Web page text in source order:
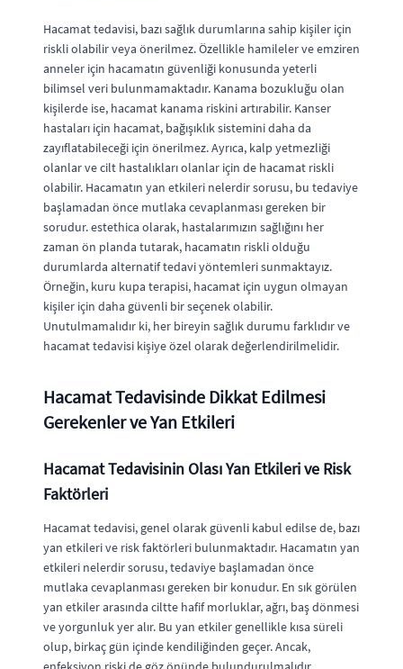
Hacamat tedavisi, bazı sağlık durumlarına sahip kişiler için
riskli olabilir veya önerilmez. Özellikle hamileler ve emziren
anneler için hacamatın güvenliği konusunda yeterli
bilimsel veri bulunmamaktadır. Kanama bozukluğu olan
kişilerde ise, hacamat kanama riskini artırabilir. Kanser
hastaları için hacamat, bağışıklık sistemini daha da
zayıflatabileceği için önerilmez. Ayrıca, kalp yetmezliği
olanlar ve cilt hastalıkları olanlar için de hacamat riskli
olabilir. Hacamatın yan etkileri nelerdir sorusu, bu tedaviye
başlamadan önce mutlaka cevaplanması gereken bir
sorudur. estethica olarak, hastalarımızın sağlığını her
zaman ön planda tutarak, hacamatın riskli olduğu
durumlarda alternatif tedavi yöntemleri sunmaktayız.
Örneğin, kuru kupa terapisi, hacamat için uygun olmayan
kişiler için daha güvenli bir seçenek olabilir.
Unutulmamalıdır ki, her bireyin sağlık durumu farklıdır ve
hacamat tedavisi kişiye özel olarak değerlendirilmelidir.
Hacamat Tedavisinde Dikkat Edilmesi
Gerekenler ve Yan Etkileri
Hacamat Tedavisinin Olası Yan Etkileri ve Risk
Faktörleri
Hacamat tedavisi, genel olarak güvenli kabul edilse de, bazı
yan etkileri ve risk faktörleri bulunmaktadır. Hacamatın yan
etkileri nelerdir sorusu, tedaviye başlamadan önce
mutlaka cevaplanması gereken bir konudur. En sık görülen
yan etkiler arasında ciltte hafif morluklar, ağrı, baş dönmesi
ve yorgunluk yer alır. Bu yan etkiler genellikle kısa süreli
olup, birkaç gün içinde kendiliğinden geçer. Ancak,